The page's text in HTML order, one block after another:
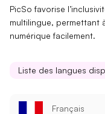
PicSo favorise l’
multilingue, permettant
numérique facilement.
Liste des langues
Français